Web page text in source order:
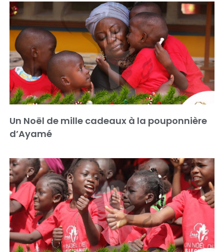
Un Noël de mille cadeaux à la pouponnière
d’Ayamé